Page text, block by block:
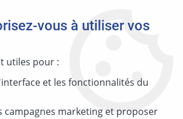
vous à utiliser vos
utiles pour :
et les fonctionnalités du
campagnes marketing et proposer